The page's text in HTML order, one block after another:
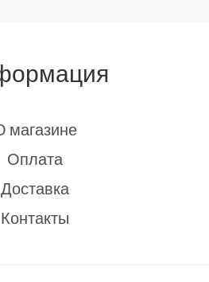
магазине
Оплата
Доставка
Контакты